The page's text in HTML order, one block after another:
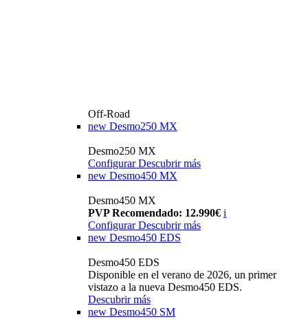
Off-Road
new Desmo250 MX
Desmo250 MX
Configurar Descubrir más
new Desmo450 MX
Desmo450 MX
PVP Recomendado: 12.990€ i
Configurar Descubrir más
new Desmo450 EDS
Desmo450 EDS
Disponible en el verano de 2026, un primer
vistazo a la nueva Desmo450 EDS.
Descubrir más
new Desmo450 SM